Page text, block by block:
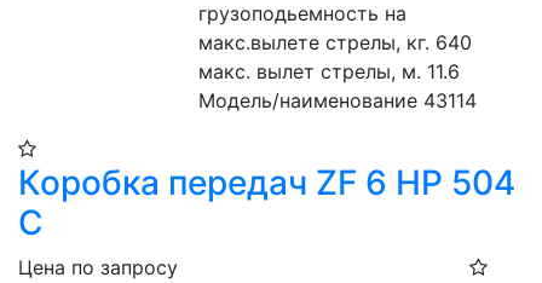
грузоподьемность на
макс.вылете стрелы, кг. 640
макс. вылет стрелы, м. 11.6
Модель/наименование 43114
Коробка передач ZF 6 HP 504
C
Цена по запросу